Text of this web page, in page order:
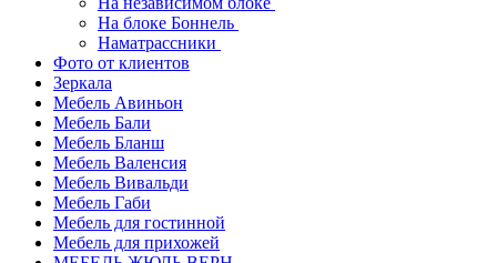
На блоке Боннель
Наматрассники
Фото от клиентов
Зеркала
Мебель Авиньон
Мебель Бали
Мебель Бланш
Мебель Валенсия
Мебель Вивальди
Мебель Габи
Мебель для гостинной
Мебель для прихожей